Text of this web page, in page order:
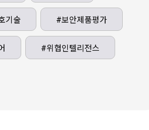
쌓고 싶은 학생들을 위해 실무 교
계적으로 제공하고 있습니다.
부는 국내 정보보호 분야의 산업체
는 한국정보보호 산업협회, 정보
문가를 대표하는 CISSP 등과
기술 #보안제품평가
#위협인텔리전스